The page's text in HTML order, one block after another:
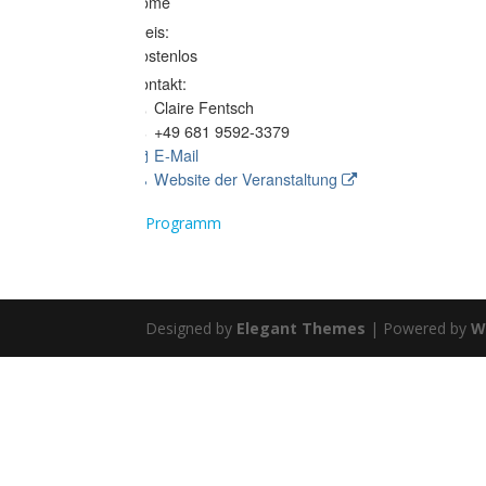
Preis:
Kostenlos
Kontakt:
Claire Fentsch
+49 681 9592-3379
E-Mail
Website der Veranstaltung
Programm
Designed by Elegant Themes | Powered by